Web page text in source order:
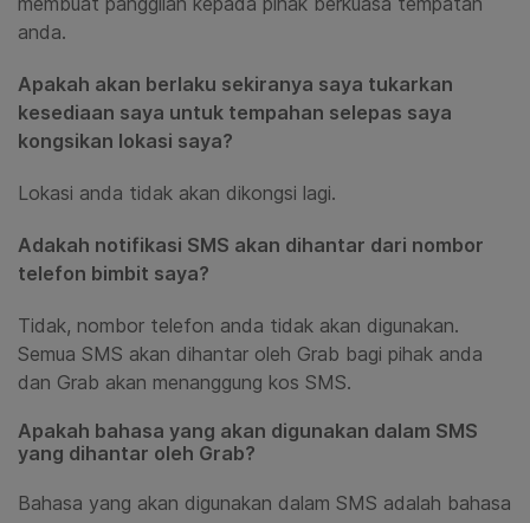
anda.
Apakah akan berlaku sekiranya saya tukarkan
kesediaan saya untuk tempahan selepas saya
kongsikan lokasi saya?
Lokasi anda tidak akan dikongsi lagi.
Adakah notifikasi SMS akan dihantar dari nombor
telefon bimbit saya?
Tidak, nombor telefon anda tidak akan digunakan.
Semua SMS akan dihantar oleh Grab bagi pihak anda
dan Grab akan menanggung kos SMS.
Apakah bahasa yang akan digunakan dalam SMS
yang dihantar oleh Grab?
Bahasa yang akan digunakan dalam SMS adalah bahasa